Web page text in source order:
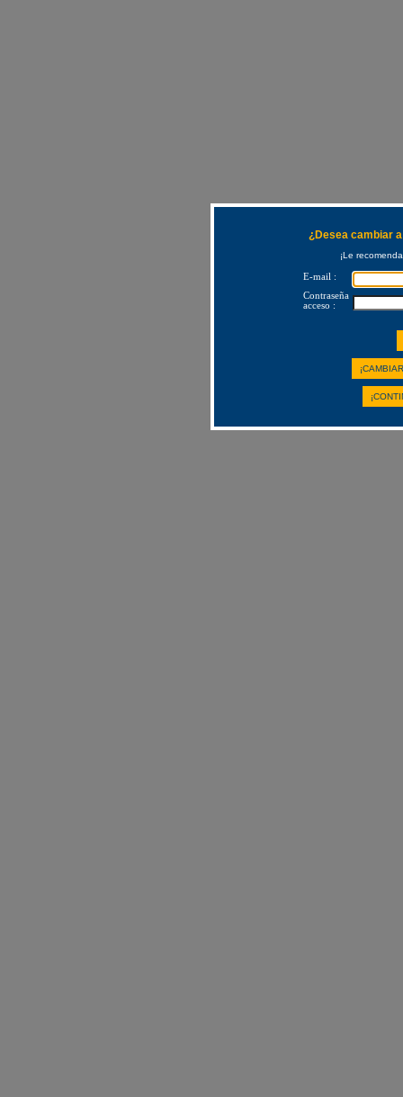
¿Desea cambiar
¡Le
E-mail :
Contraseña
acceso :